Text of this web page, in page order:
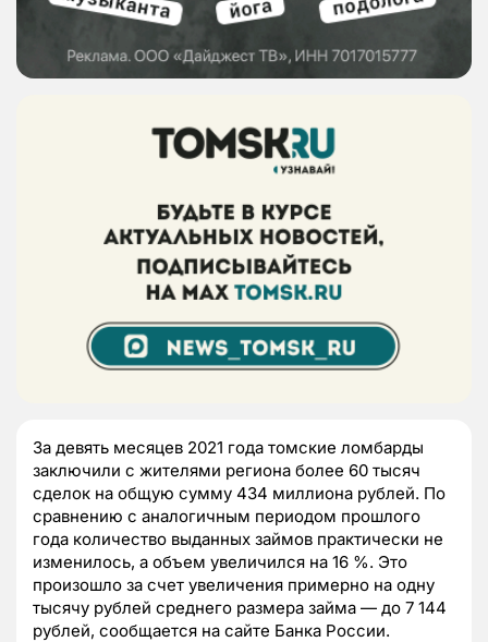
За девять месяцев 2021 года томские ломбарды
заключили с жителями региона более 60 тысяч
сделок на общую сумму 434 миллиона рублей. По
сравнению с аналогичным периодом прошлого
года количество выданных займов практически не
изменилось, а объем увеличился на 16 %. Это
произошло за счет увеличения примерно на одну
тысячу рублей среднего размера займа — до 7 144
рублей, сообщается на сайте Банка России.